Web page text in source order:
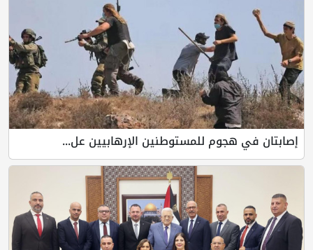
إصابتان في هجوم للمستوطنين الإرهابيين عل...